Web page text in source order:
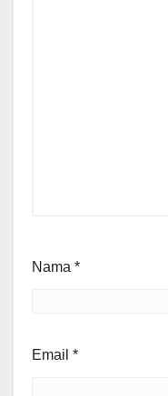
Nama *
Email *